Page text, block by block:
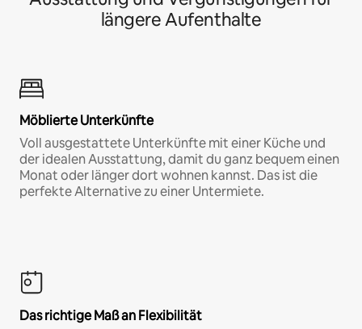
längere Aufenthalte
Möblierte Unterkünfte
Voll ausgestattete Unterkünfte mit einer Küche und
der idealen Ausstattung, damit du ganz bequem einen
Monat oder länger dort wohnen kannst. Das ist die
perfekte Alternative zu einer Untermiete.
Das richtige Maß an Flexibilität